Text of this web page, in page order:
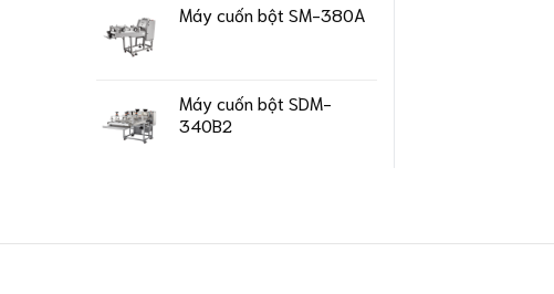
Máy cuốn bột SM-380A
Máy cuốn bột SDM-
340B2